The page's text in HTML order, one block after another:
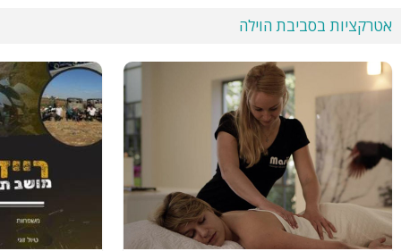
אטרקציות בסביבת הוילה